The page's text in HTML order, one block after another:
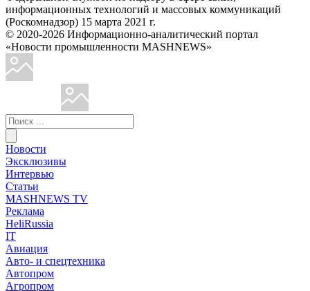
информационных технологий и массовых коммуникаций
(Роскомнадзор) 15 марта 2021 г.
© 2020-2026 Информационно-аналитический портал
«Новости промышленности MASHNEWS»
Новости
Эксклюзивы
Интервью
Статьи
MASHNEWS TV
Реклама
HeliRussia
IT
Авиация
Авто- и спецтехника
Автопром
Агропром